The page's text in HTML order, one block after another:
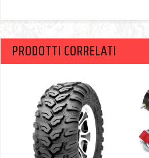
PRODOTTI CORRELATI